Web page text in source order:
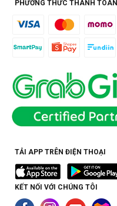
PHƯƠNG THỨC THANH TOÁN
TẢI APP TRÊN ĐIỆN THOẠI
KẾT NỐI VỚI CHÚNG TÔI